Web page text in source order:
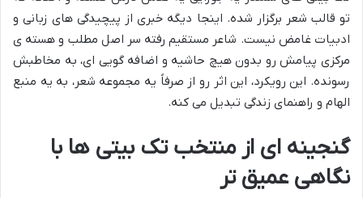
تو قالب شعر برگزار شده. اینجا دیگه خبری از پیچیدگی های زبانی و
ادبیات غامض نیست. شاعر مستقیم رفته سر اصل مطلب و هسته ی
مرکزی پیامش رو بدون هیچ حاشیه و اضافه گویی ای، به مخاطبش
رسونده. این رویکرد، این اثر رو از صرفاً یه مجموعه شعر، به یه منبع
الهام و راهنمای زندگی تبدیل می کنه.
گنجینه ای از منتخب تک بیتی ها با
نگاهی عمیق تر